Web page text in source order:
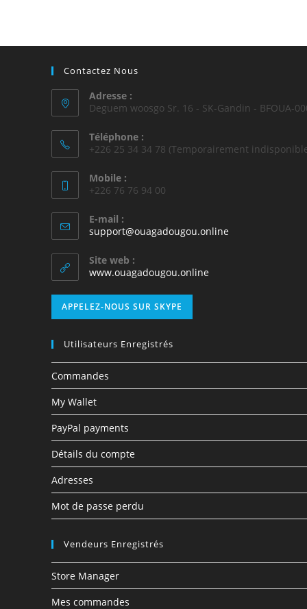
Contactez Nous
Adresse :
Deguem woosgo Sr. 16 - SK-Gandin - BFOUA-
Téléphone :
+226 25 34 34 78 (Temporairement
Mobile :
+226 76 76 94 00
E-mail :
support@ouagadougou.online
Site web :
www.ouagadougou.online
APPELEZ-NOUS SUR SKYPE
Utilisateurs Enregistrés
Commandes
My Wallet
PayPal payments
Détails du compte
Adresses
Mot de passe perdu
Vendeurs Enregistrés
Store Manager
Mes commandes